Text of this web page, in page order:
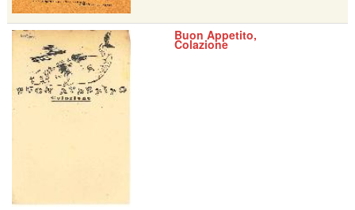
Buon Appetito,
Colazione